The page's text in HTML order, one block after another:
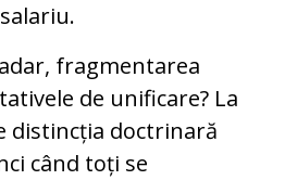
fragmentarea
de unificare? La
distincția doctrinară
când toți se